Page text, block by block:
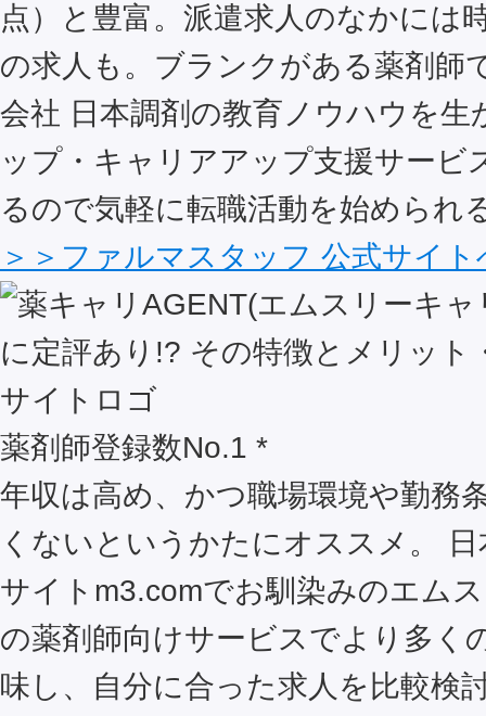
点）と豊富。派遣求人のなかには
の求人も。ブランクがある薬剤師
会社 日本調剤の教育ノウハウを生
ップ・キャリアアップ支援サービ
るので気軽に転職活動を始められ
＞＞ファルマスタッフ 公式サイト
薬剤師登録数No.1 *
年収は高め、かつ職場環境や勤務
くないというかたにオススメ。
サイトm3.comでお馴染みのエム
の薬剤師向けサービスでより多く
味し、自分に合った求人を比較検